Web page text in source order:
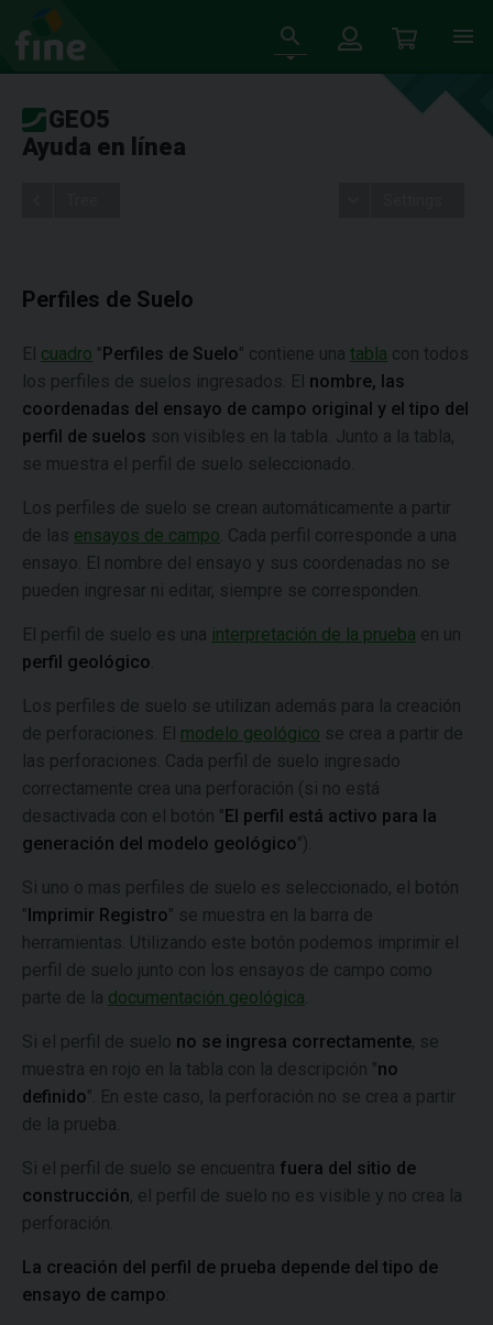
GEO5
Ayuda en línea
Perfiles de Suelo
El cuadro "Perfiles de Suelo" contiene una tabla con todos
los perfiles de suelos ingresados. El nombre, las
coordenadas del ensayo de campo original y el tipo del
perfil de suelos son visibles en la tabla. Junto a la tabla,
se muestra el perfil de suelo seleccionado.
Los perfiles de suelo se crean automáticamente a partir
de las ensayos de campo . Cada perfil corresponde a una
ensayo. El nombre del ensayo y sus coordenadas no se
pueden ingresar ni editar, siempre se corresponden.
El perfil de suelo es una interpretación de la prueba en un
perfil geológico
Los perfiles de suelo se utilizan además para la creación
de perforaciones. El modelo geológico se crea a partir de
las perforaciones. Cada perfil de suelo ingresado
correctamente crea una perforación (si no está
desactivada con el botón "El perfil está activo para la
generación del modelo geológico").
Si uno o mas perfiles de suelo es seleccionado, el botón
"Imprimir Registro" se muestra en la barra de
herramientas. Utilizando este botón podemos imprimir el
perfil de suelo junto con los ensayos de campo como
parte de la documentación geológica
Si el perfil de suelo no se ingresa correctamente, se
muestra en rojo en la tabla con la descripción "no
definido". En este caso, la perforación no se crea a partir
de la prueba.
Si el perfil de suelo se encuentra fuera del sitio de
construcción, el perfil de suelo no es visible y no crea la
perforación.
La creación del perfil de prueba depende del tipo de
ensayo de campo